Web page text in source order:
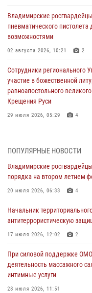
Владимирские
пневматического
возможностями
02 августа 2026, 10:21 2
Сотрудники регионального
участие в божественной
равноапостольного
Крещения Руси
29 июля 2026, 05:29 4
интимные услуги
28 июля 2026, 11:51
Во Владимирcкой области
27 июля 2026, 16:43 2
Владимирские
20 июля 2026, 06:33 4
Военнослужащий военного
Росвардии выступил на
ПОПУЛЯРНЫЕ НОВОСТИ
Владимирские
порядка на втором летнем
20 июля 2026, 06:33 4
Начальник
антитеррористическую
17 июля 2026, 12:02 2
При силовой поддержке
деятельность массажного
интимные услуги
28 июля 2026, 11:51